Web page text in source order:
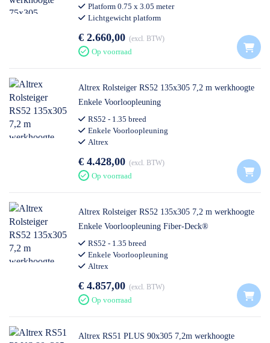
Platform 0.75 x 3.05 meter
Lichtgewicht platform
€ 2.660,00 excl. BTW
Op voorraad
Altrex Rolsteiger RS52 135x305 7,2 m werkhoogte
Enkele Voorloopleuning
RS52 - 1.35 breed
Enkele Voorloopleuning
Altrex
€ 4.428,00 excl. BTW
Op voorraad
Altrex Rolsteiger RS52 135x305 7,2 m werkhoogte
Enkele Voorloopleuning Fiber-Deck®
RS52 - 1.35 breed
Enkele Voorloopleuning
Altrex
€ 4.857,00 excl. BTW
Op voorraad
Altrex RS51 PLUS 90x305 7,2m werkhoogte